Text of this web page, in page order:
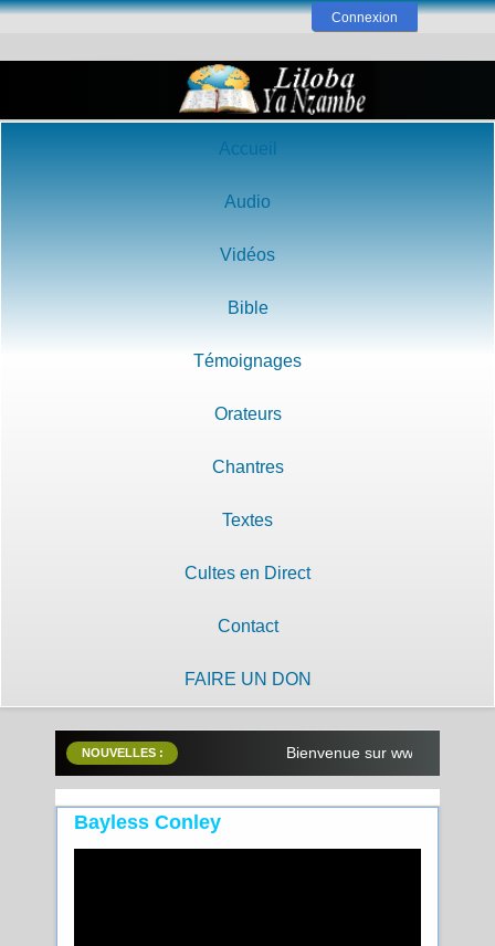
Connexion
Accueil
Audio
Vidéos
Bible
Témoignages
Orateurs
Chantres
Textes
Cultes en Direct
Contact
FAIRE UN DON
NOUVELLES : Bienvenue sur
Bayless Conley